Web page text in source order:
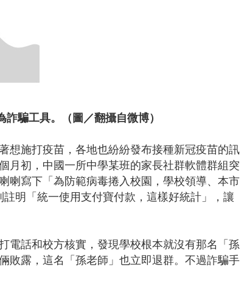
騙工具。（圖／翻攝自微博）
想施打疫苗，各地也紛紛發布接種新冠疫苗的訊
月初，中國一所中學某班的家長社群軟體群組突
喇寫下「為防範病毒捲入校園，學校領導、本市
註明「統一使用支付寶付款，這樣好統計」，讓
電話和校方核實，發現學校根本就沒有那名「孫
敗露，這名「孫老師」也立即退群。不過詐騙手